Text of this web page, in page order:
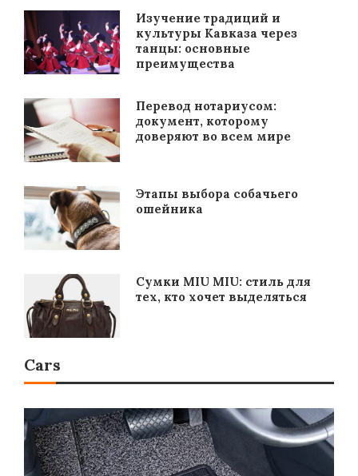
Изучение традиций и
культуры Кавказа через
танцы: основные
преимущества
Перевод нотариусом:
документ, которому
доверяют во всем мире
Этапы выбора собачьего
ошейника
Сумки MIU MIU: стиль для
тех, кто хочет выделяться
Cars